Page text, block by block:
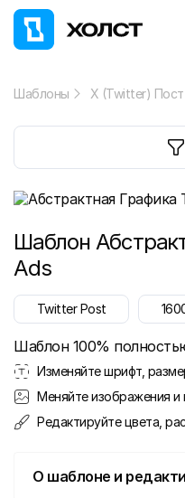
Шаблоны X (Twitter) Пост
Шаблон
Ads
Twitter Post
Шаблон 100%
Изменяйте шрифт,
Меняйте изображения и
Редактируйте цвета,
О шаблоне и